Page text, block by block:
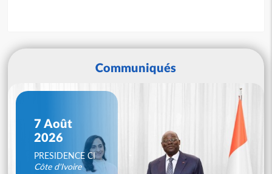
Communiqués
7 Août
2026
PRESIDENCE CI
Côte d'Ivoire